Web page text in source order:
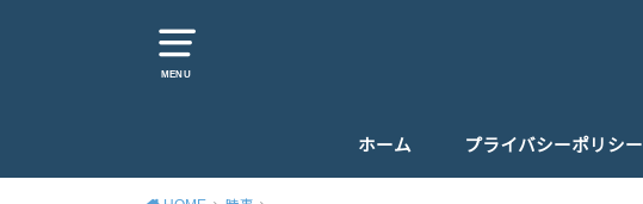
MENU
ホーム プライバシーポリシー